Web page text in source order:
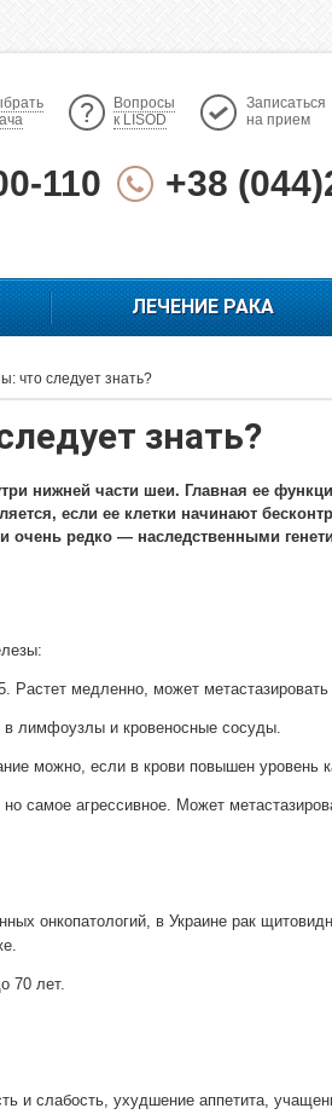
Вопросы
к LISOD
Записаться
на прием
110 +38
ЛЕЧЕНИЕ РАКА
что следует знать?
знать?
нижней части шеи. Главная ее
если ее клетки начинают
редко — наследственными
Растет медленно, может
в лимфоузлы и кровеносные сосуды.
можно, если в крови повышен уровень
самое агрессивное. Может
онкопатологий, в Украине рак
70 лет.
и слабость, ухудшение аппетита,